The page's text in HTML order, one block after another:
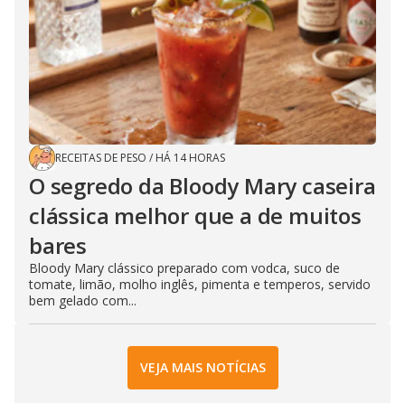
RECEITAS DE PESO / HÁ 14 HORAS
O segredo da Bloody Mary caseira
clássica melhor que a de muitos
bares
Bloody Mary clássico preparado com vodca, suco de
tomate, limão, molho inglês, pimenta e temperos, servido
bem gelado com...
VEJA MAIS NOTÍCIAS